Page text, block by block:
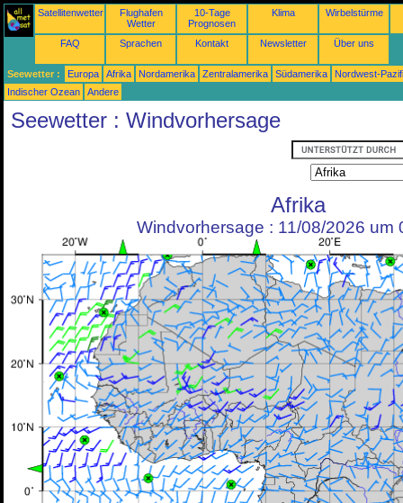
Satellitenwetter
Flughafen
Wetter
10-Tage
Prognosen
Klima Wirbelstürme
FAQ Sprachen Kontakt Newsletter Über uns
Seewetter : Europa Afrika Nordamerika Zentralamerika Südamerika
Nordwest-
Indischer Ozean
Andere
Seewetter : Windvorhersage
Afrika
Windvorhersage : 11/08/2026 um